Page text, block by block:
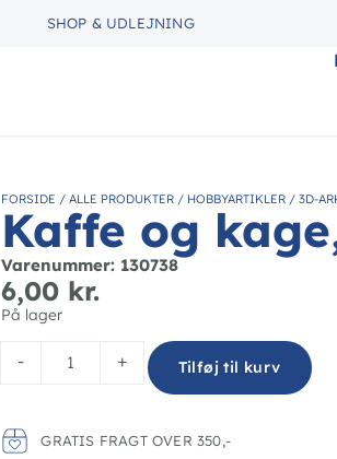
SHOP & UDLEJNING
FORSIDE /ALLE PRODUKTER / HOBBYARTIKLER /3D-
Kaffe og
Varenummer: 130738
6,00 kr.
På lager
- + Tilføj til kurv
GRATIS FRAGT OVER 350,-